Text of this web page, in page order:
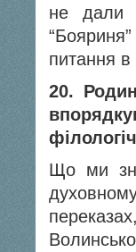
не дали
питання в
20.
Що ми